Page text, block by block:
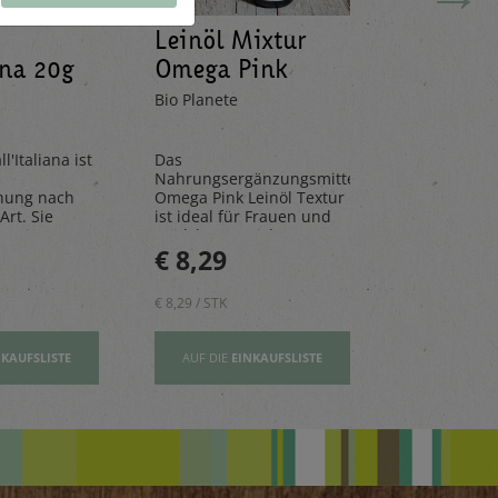
20g
ist
nach
Sie
Risottos
ab.
Leinöl Mixtur
Omega Pink
100ml
Bio Planete
Das
Nahrungsergänzungsmittel
Omega Pink Leinöl Textur
ist ideal für Frauen und
Mädchen – reich an
Vitamin E und wertovllen
Omega-3-Fettsäuren
€ 8,29
€ 8,29 / STK
AUF DIE EINKAUFSLISTE
aus